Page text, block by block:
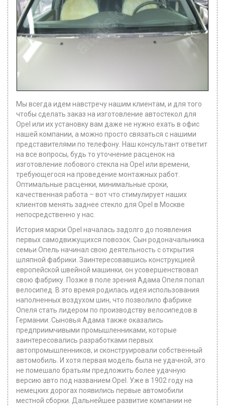
Мы всегда идем навстречу нашим клиентам, и для того
чтобы сделать заказ на изготовление автостекол для
Opel или их установку вам даже не нужно ехать в офис
нашей компании, а можно просто связаться с нашими
представителями по телефону. Наш консультант ответит
на все вопросы, будь то уточнение расценок на
изготовление лобового стекла на Opel или времени,
требующегося на проведение монтажных работ.
Оптимальные расценки, минимальные сроки,
качественная работа – вот что стимулирует наших
клиентов менять заднее стекло для Opel в Москве
непосредственно у нас.
История марки Opel началась задолго до появления
первых самодвижущихся повозок. Сын родоначальника
семьи Опель начинал свою деятельность с открытия
шляпной фабрики. Заинтересовавшись конструкцией
европейской швейной машинки, он усовершенствовал
свою фабрику. Позже в поле зрения Адама Опеля попал
велосипед. В это время родилась идея использования
наполненных воздухом шин, что позволило фабрике
Опеля стать лидером по производству велосипедов в
Германии. Сыновья Адама также оказались
предприимчивыми промышленниками, которые
заинтересовались разработками первых
автопромышленников, и сконструировали собственный
автомобиль. И хотя первая модель была не удачной, это
не помешало братьям предложить более удачную
версию авто под названием Opel. Уже в 1902 году на
немецких дорогах появились первые автомобили
местной сборки. Дальнейшее развитие компании не